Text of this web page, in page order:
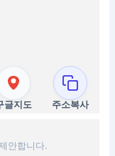
글지도 주소복사
안합니다.